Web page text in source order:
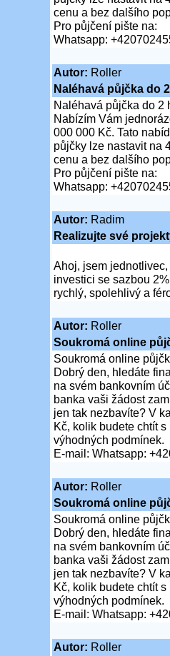
cenu a bez dalšího
Pro půjčení pište na:
Whatsapp:
Autor: Roller
Naléhavá půjčka do
Naléhavá půjčka do 2
Nabízím Vám
000 000 Kč. Tato
půjčky lze nastavit na
cenu a bez dalšího
Pro půjčení pište na:
Whatsapp:
Autor: Radim
Realizujte své
Ahoj, jsem
investici se sazbou
rychlý, spolehlivý a
Autor: Roller
Soukromá online
Soukromá online
Dobrý den, hledáte
na svém bankovním
banka vaši žádost
jen tak nezbavíte? V
Kč, kolik budete chtít
výhodných podmínek.
E-mail: Whatsapp:
Autor: Roller
Soukromá online
Soukromá online
Dobrý den, hledáte
na svém bankovním
banka vaši žádost
jen tak nezbavíte? V
Kč, kolik budete chtít
výhodných podmínek.
E-mail: Whatsapp:
Autor: Roller